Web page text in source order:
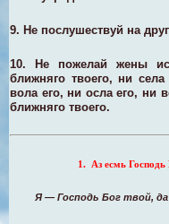
9. Не послушествуй на
10.
Не пожелай жены
ближняго твоего, ни
вола его, ни осла его, ни
ближняго твоего.
1. Аз есмь Господь
Я — Господь Бог твой, да